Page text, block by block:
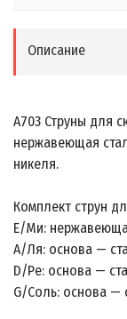
Описание
A703 Струны для
нержавеющая
никеля.
Комплект струн
E/Ми:
A/Ля: основа —
D/Ре: основа —
G/Соль: основа —